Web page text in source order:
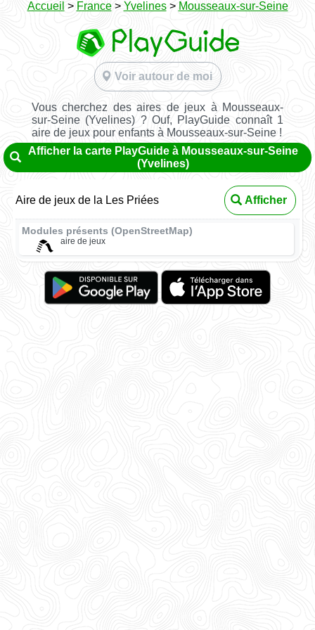
Accueil > France> Yvelines> Mousseaux-sur-Seine
Voir autour de moi
Vous cherchez des aires de jeux à Mousseaux-
sur-Seine (Yvelines) ? Ouf, PlayGuide connaît 1
aire de jeux pour enfants à Mousseaux-sur-Seine !
Afficher la carte PlayGuide à Mousseaux-sur-Seine
(Yvelines)
Aire de jeux de la Les Priées Afficher
Modules présents (OpenStreetMap)
aire de jeux